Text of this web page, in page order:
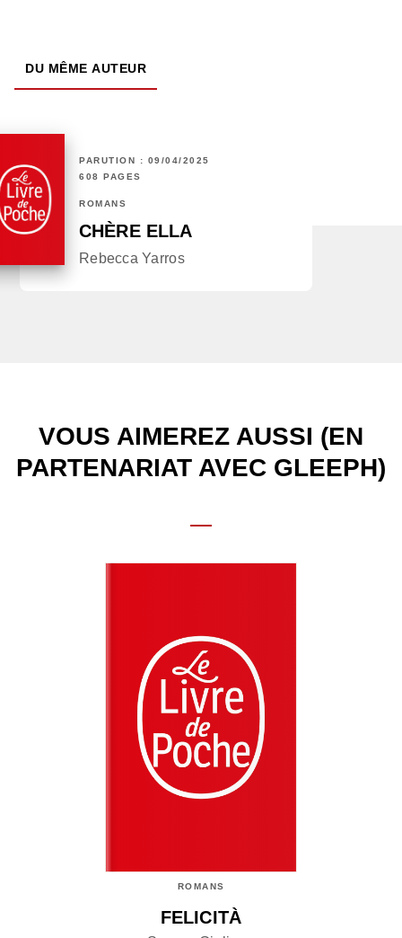
DU MÊME AUTEUR
PARUTION : 09/04/2025
608 PAGES
ROMANS
CHÈRE ELLA
Rebecca Yarros
VOUS AIMEREZ AUSSI (EN
PARTENARIAT AVEC GLEEPH)
ROMANS
FELICITÀ